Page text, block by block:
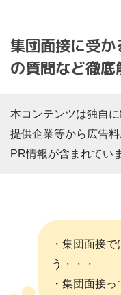
集団面接に受
の質問など徹底
本コンテンツは独自
提供企業等から広告
PR情報が含まれてい
・集団面接
う・・・
・集団面接